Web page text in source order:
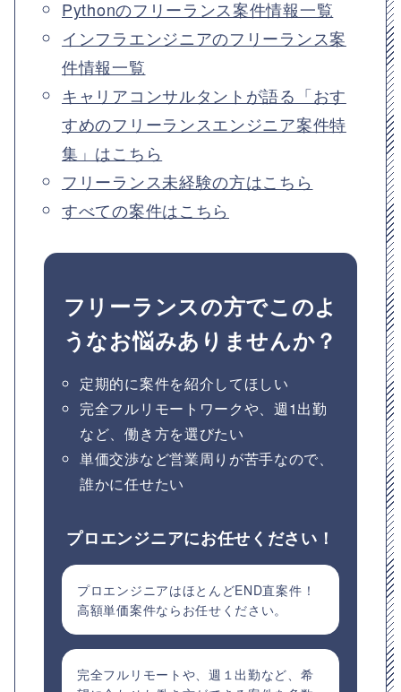
Pythonのフリーランス案件情報一覧
インフラエンジニアのフリーランス案
件情報一覧
キャリアコンサルタントが語る「おす
すめのフリーランスエンジニア案件特
集」はこちら
フリーランス未経験の方はこちら
すべての案件はこちら
フリーランスの方でこのよ
うなお悩みありませんか？
定期的に案件を紹介してほしい
完全フルリモートワークや、週1出勤
など、働き方を選びたい
単価交渉など営業周りが苦手なので、
誰かに任せたい
プロエンジニアにお任せください！
プロエンジニアはほとんどEND直案件！
高額単価案件ならお任せください。
完全フルリモートや、週１出勤など、希